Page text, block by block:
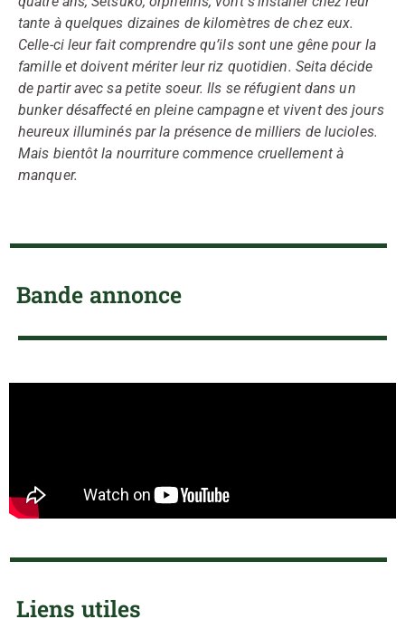
tante à quelques dizaines de kilomètres de chez eux.
Celle-ci leur fait comprendre qu’ils sont une gêne pour la
famille et doivent mériter leur riz quotidien. Seita décide
de partir avec sa petite soeur. Ils se réfugient dans un
bunker désaffecté en pleine campagne et vivent des jours
heureux illuminés par la présence de milliers de lucioles.
Mais bientôt la nourriture commence cruellement à
manquer.
Bande annonce
Liens utiles